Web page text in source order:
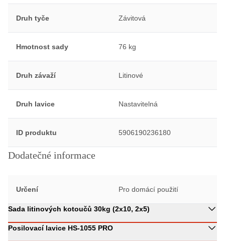
Druh tyče Závitová
Hmotnost sady 76 kg
Druh závaží Litinové
Druh lavice Nastavitelná
ID produktu 5906190236180
Dodatečné informace
Určení Pro domácí použití
Sada litinových kotoučů 30kg (2x10, 2x5)
Posilovací lavice HS-1055 PRO